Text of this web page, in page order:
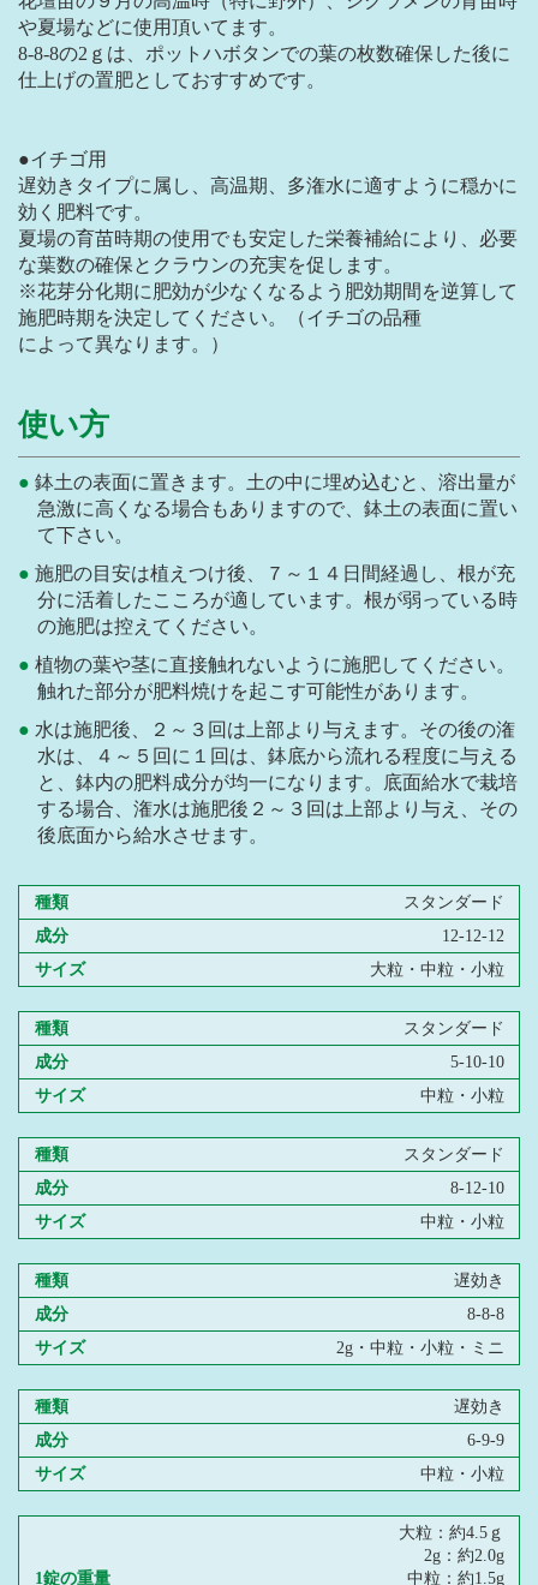
や夏場などに使用頂いてます。
8-8-8の2ｇは、ポットハボタンでの葉の枚数確保した後に
仕上げの置肥としておすすめです。
●イチゴ用
遅効きタイプに属し、高温期、多潅水に適すように穏かに
効く肥料です。
夏場の育苗時期の使用でも安定した栄養補給により、必要
な葉数の確保とクラウンの充実を促します。
※花芽分化期に肥効が少なくなるよう肥効期間を逆算して
施肥時期を決定してください。（イチゴの品種
によって異なります。）
使い方
鉢土の表面に置きます。土の中に埋め込むと、溶出量が
急激に高くなる場合もありますので、鉢土の表面に置い
て下さい。
施肥の目安は植えつけ後、７～１４日間経過し、根が充
分に活着したこころが適しています。根が弱っている時
の施肥は控えてください。
植物の葉や茎に直接触れないように施肥してください。
触れた部分が肥料焼けを起こす可能性があります。
水は施肥後、２～３回は上部より与えます。その後の潅
水は、４～５回に１回は、鉢底から流れる程度に与える
と、鉢内の肥料成分が均一になります。底面給水で栽培
する場合、潅水は施肥後２～３回は上部より与え、その
後底面から給水させます。
種類
スタンダード
成分
12-12-12
サイズ
大粒・中粒・小粒
種類
スタンダード
成分
5-10-10
サイズ
中粒・小粒
種類
スタンダード
成分
8-12-10
サイズ
中粒・小粒
種類
遅効き
成分
8-8-8
サイズ
2g・中粒・小粒・ミニ
種類
遅効き
成分
6-9-9
サイズ
中粒・小粒
1錠の重量
大粒：約4.5ｇ
2g：約2.0g
中粒：約1.5g